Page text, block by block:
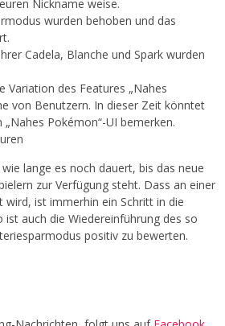
Nickname weise.
wurden behoben und das
Cadela, Blanche und Spark wurden
Variation des Features „Nahes
von Benutzern. In dieser Zeit könntet
Pokémon“-UI bemerken.
lange es noch dauert, bis das neue
zur Verfügung steht. Dass an einer
wird, ist immerhin ein Schritt in die
ist auch die Wiedereinführung des so
positiv zu bewerten.